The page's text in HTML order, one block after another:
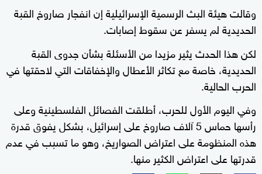
وقالت هيئة البث الرسمية الإسرائيلية إن انفجار صاروخ القبة
الحديدية لم يسفر عن سقوط إصابات.
لكن هذا الحدث يثير مزيدا من الأسئلة بشأن جدوى القبة
الحديدية، خاصة مع تكاثر الأعطال والإخفاقات التي لاحقتها في
الحرب الحالية.
وفي اليوم الأول للحرب، أطلقت الفصائل الفلسطينية وعلى
رأسها حماس 5 آلاف صاروخ على إسرائيل، بشكل يفوق قدرة
هذه المنظومة على اعتراض الصواريخ، وهو ما تسبب في عدم
قدرتها على اعتراض الكثير منها.